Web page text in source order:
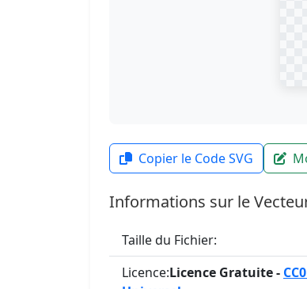
Copier le Code SVG
Informations sur le
Taille du Fichier:
Licence:Licence Gratuite -